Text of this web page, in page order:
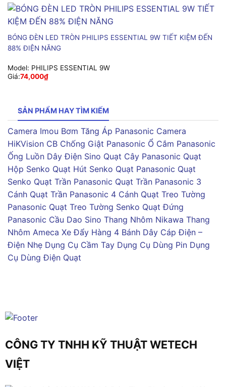
BÓNG ĐÈN LED TRÒN PHILIPS ESSENTIAL 9W TIẾT KIỆM ĐẾN
88% ĐIỆN NĂNG
Model: PHILIPS ESSENTIAL 9W
Giá:74,000₫
SẢN PHẨM HAY TÌM KIẾM
Camera Imou Bơm Tăng Áp Panasonic Camera
HiKVision CB Chống Giật Panasonic Ổ Cắm Panasonic
Ống Luồn Dây Điện Sino Quạt Cây Panasonic Quạt
Hộp Senko Quạt Hút Senko Quạt Panasonic Quạt
Senko Quạt Trần Panasonic Quạt Trần Panasonic 3
Cánh Quạt Trần Panasonic 4 Cánh Quạt Treo Tường
Panasonic Quạt Treo Tường Senko Quạt Đứng
Panasonic Cầu Dao Sino Thang Nhôm Nikawa Thang
Nhôm Ameca Xe Đẩy Hàng 4 Bánh Dây Cáp Điện –
Điện Nhẹ Dụng Cụ Cầm Tay Dụng Cụ Dùng Pin Dụng
Cụ Dùng Điện Quạt
CÔNG TY TNHH KỸ THUẬT WETECH
VIỆT